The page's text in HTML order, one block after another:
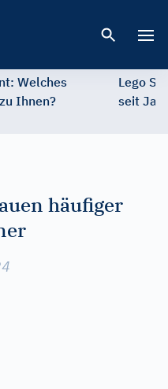
Welches
Ihnen?
Lego
seit
häufiger